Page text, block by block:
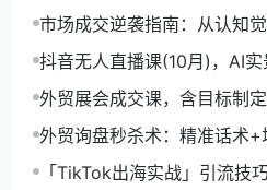
生成+账号运营，月入2万
市场成交逆袭指南：从认知
市场开拓与成交核心能力
抖音无人直播课(10月)，AI
玩法、24小时自动盈利
外贸展会成交课，含目标制
交，系统化SOP提升参展ROI
外贸询盘秒杀术：精准话术
月询盘转化率提升200%
「TikTok出海实战」引流技